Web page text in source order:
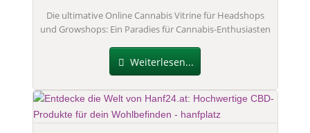
Die ultimative Online Cannabis Vitrine für Headshops
und Growshops: Ein Paradies für Cannabis-Enthusiasten
Weiterlesen...